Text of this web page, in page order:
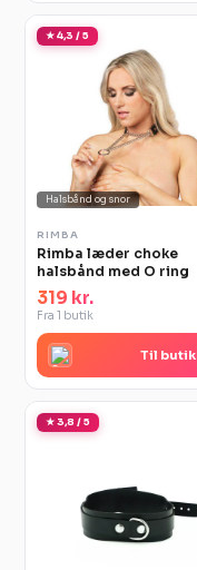
★ 4,3 / 5
Halsbånd og snor
RIMBA
Rimba læder choke
halsbånd med O ring
319 kr.
Fra 1 butik
Til butik
★ 3,8 / 5